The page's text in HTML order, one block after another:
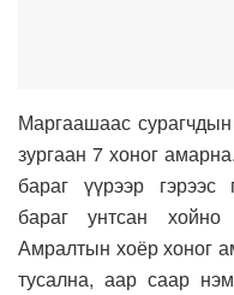
Маргаашаас
зургаан 7 хоног
бараг үүрээр гэрээс
бараг унтсан хойно
Амралтын хоёр хоног
тусална, аар саар